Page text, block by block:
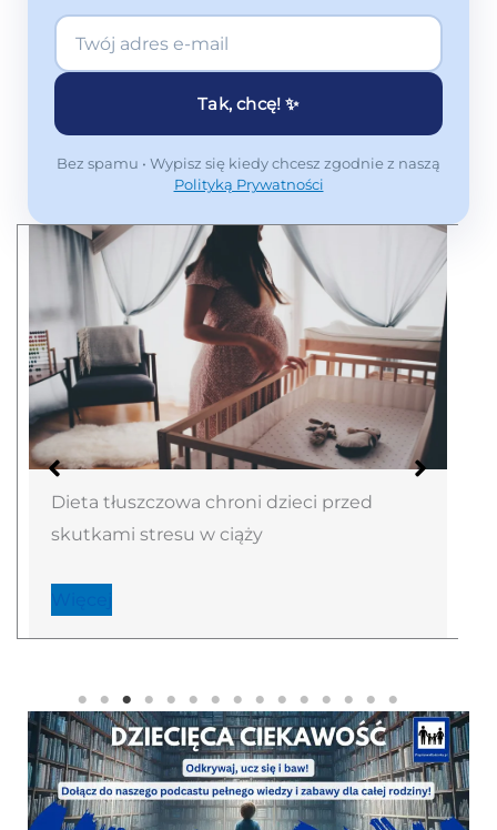
Tak, chcę! ✨
Bez spamu • Wypisz się kiedy chcesz zgodnie z naszą
Polityką Prywatności
Dieta tłuszczowa chroni dzieci przed
skutkami stresu w ciąży